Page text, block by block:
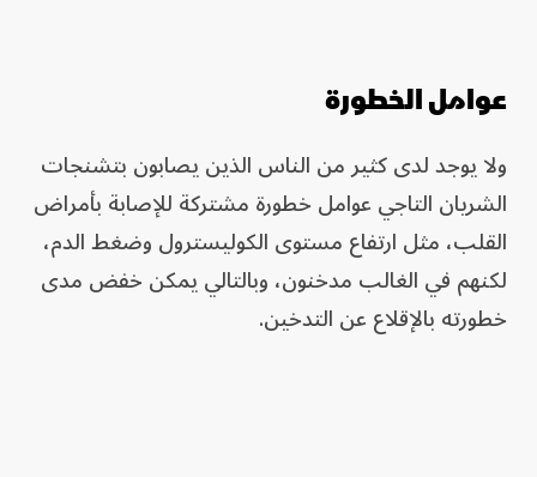
عوامل الخطورة
ولا يوجد لدى كثير من الناس الذين يصابون بتشنجات
الشريان التاجي عوامل خطورة مشتركة للإصابة بأمراض
القلب، مثل ارتفاع مستوى الكوليسترول وضغط الدم،
لكنهم في الغالب مدخنون، وبالتالي يمكن خفض مدى
خطورته بالإقلاع عن التدخين.